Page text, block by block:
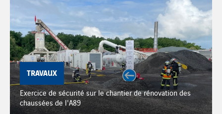
TRAVAUX
Exercice de sécurité sur le chantier de rénovation des
chaussées de l'A89